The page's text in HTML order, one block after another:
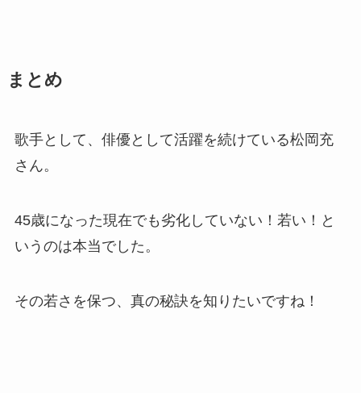
まとめ
歌手として、俳優として活躍を続けている松岡充
さん。
45歳になった現在でも劣化していない！若い！と
いうのは本当でした。
その若さを保つ、真の秘訣を知りたいですね！